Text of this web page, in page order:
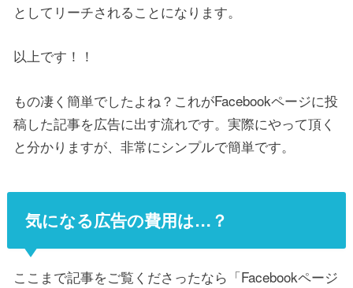
としてリーチされることになります。
以上です！！
もの凄く簡単でしたよね？これがFacebookページに投
稿した記事を広告に出す流れです。実際にやって頂く
と分かりますが、非常にシンプルで簡単です。
気になる広告の費用は…？
ここまで記事をご覧くださったなら「Facebookページ